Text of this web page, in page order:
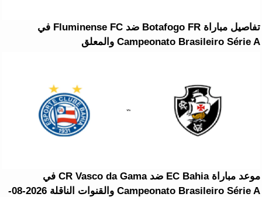
تفاصيل مباراة Botafogo FR ضد Fluminense FC في
Campeonato Brasileiro Série A والمعلق
موعد مباراة EC Bahia ضد CR Vasco da Gama في
Campeonato Brasileiro Série A والقنوات الناقلة 2026-08-